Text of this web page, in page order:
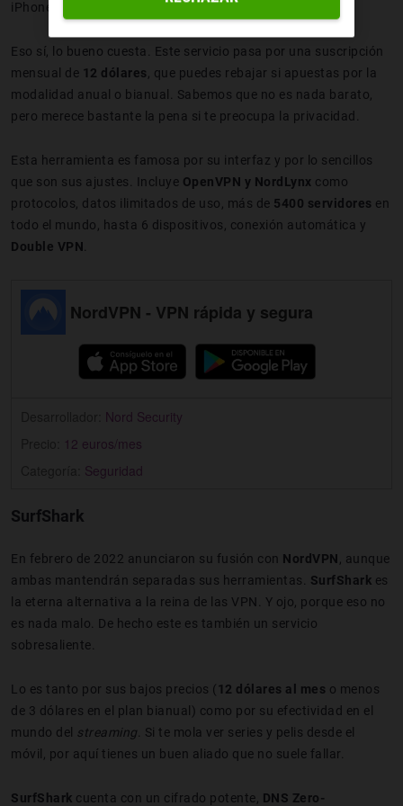
iPhone.
Eso sí, lo bueno cuesta. Este servicio pasa por una suscripción
mensual de 12 dólares , que puedes rebajar si apuestas por la
modalidad anual o bianual. Sabemos que no es nada barato,
pero merece bastante la pena si te preocupa la privacidad.
Esta herramienta es famosa por su interfaz y por lo sencillos
que son sus ajustes. Incluye OpenVPN y NordLynx como
protocolos, datos ilimitados de uso, más de 5400 servidores en
todo el mundo, hasta 6 dispositivos, conexión automática y
Double VPN
NordVPN - VPN rápida y segura
Nord Security
12 euros/mes
Seguridad
SurfShark
En febrero de 2022 anunciaron su fusión con NordVPN , aunque
ambas mantendrán separadas sus herramientas. SurfShark es
la eterna alternativa a la reina de las VPN. Y ojo, porque eso no
es nada malo. De hecho este es también un servicio
sobresaliente.
Lo es tanto por sus bajos precios (12 dólares al mes o menos
de 3 dólares en el plan bianual) como por su efectividad en el
mundo del streaming . Si te mola ver series y pelis desde el
móvil, por aquí tienes un buen aliado que no suele fallar.
SurfShark cuenta con un cifrado potente, DNS Zero-